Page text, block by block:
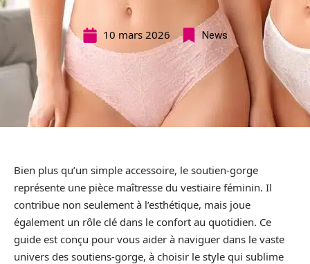
10 mars 2026 News
Bien plus qu’un simple accessoire, le soutien-gorge
représente une pièce maîtresse du vestiaire féminin. Il
contribue non seulement à l’esthétique, mais joue
également un rôle clé dans le confort au quotidien. Ce
guide est conçu pour vous aider à naviguer dans le vaste
univers des soutiens-gorge, à choisir le style qui sublime